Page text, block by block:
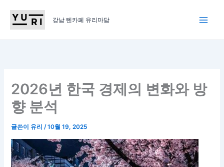
로
강남 텐카페 유리마담
2026년 한국 경제의 변화와 방
향 분석
글쓴이 유리/10월 19, 2025